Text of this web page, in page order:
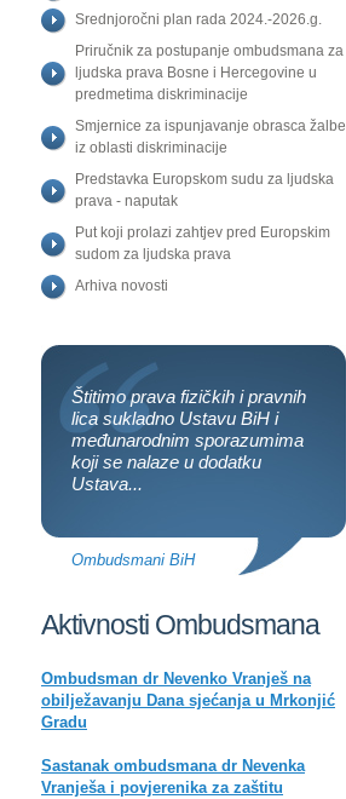
Srednjoročni plan rada 2024.-2026.g.
Priručnik za postupanje ombudsmana za
ljudska prava Bosne i Hercegovine u
predmetima diskriminacije
Smjernice za ispunjavanje obrasca žalbe
iz oblasti diskriminacije
Predstavka Europskom sudu za ljudska
prava - naputak
Put koji prolazi zahtjev pred Europskim
sudom za ljudska prava
Arhiva novosti
Štitimo prava fizičkih i pravnih
lica sukladno Ustavu BiH i
međunarodnim sporazumima
koji se nalaze u dodatku
Ustava...
Ombudsmani BiH
Aktivnosti Ombudsmana
Ombudsman dr Nevenko Vranješ na
obilježavanju Dana sjećanja u Mrkonjić
Gradu
Sastanak ombudsmana dr Nevenka
Vranješa i povjerenika za zaštitu